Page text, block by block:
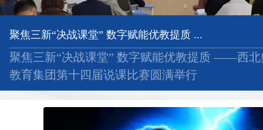
聚焦三新“决战课堂” 数字赋能优教提质 ...
聚焦三新“决战课堂” 数字赋能优教提质 ——西北
教育集团第十四届说课比赛圆满举行